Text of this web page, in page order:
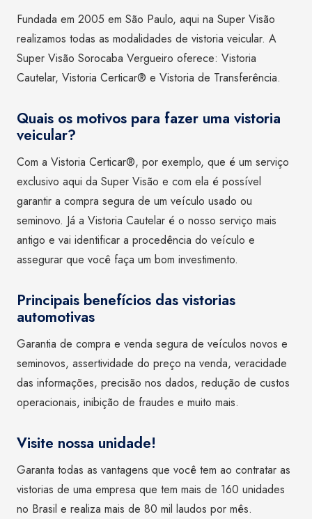
Fundada em 2005 em São Paulo, aqui na Super Visão
realizamos todas as modalidades de vistoria veicular. A
Super Visão Sorocaba Vergueiro oferece: Vistoria
Cautelar, Vistoria Certicar® e Vistoria de Transferência.
Quais os motivos para fazer uma vistoria
veicular?
Com a Vistoria Certicar®, por exemplo, que é um serviço
exclusivo aqui da Super Visão e com ela é possível
garantir a compra segura de um veículo usado ou
seminovo. Já a Vistoria Cautelar é o nosso serviço mais
antigo e vai identificar a procedência do veículo e
assegurar que você faça um bom investimento.
Principais benefícios das vistorias
automotivas
Garantia de compra e venda segura de veículos novos e
seminovos, assertividade do preço na venda, veracidade
das informações, precisão nos dados, redução de custos
operacionais, inibição de fraudes e muito mais.
Visite nossa unidade!
Garanta todas as vantagens que você tem ao contratar as
vistorias de uma empresa que tem mais de 160 unidades
no Brasil e realiza mais de 80 mil laudos por mês.